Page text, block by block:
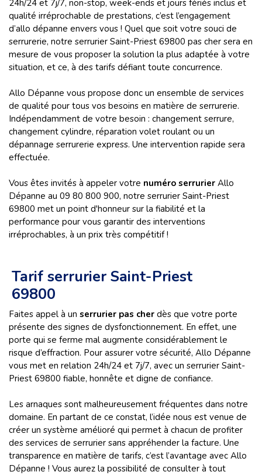
24h/24 et 7j/7, non-stop, week-ends et jours fériés inclus et
qualité irréprochable de prestations, c’est l’engagement
d’allo dépanne envers vous ! Quel que soit votre souci de
serrurerie, notre serrurier Saint-Priest 69800 pas cher sera en
mesure de vous proposer la solution la plus adaptée à votre
situation, et ce, à des tarifs défiant toute concurrence.
Allo Dépanne vous propose donc un ensemble de services
de qualité pour tous vos besoins en matière de serrurerie.
Indépendamment de votre besoin : changement serrure,
changement cylindre, réparation volet roulant ou un
dépannage serrurerie express. Une intervention rapide sera
effectuée.
Vous êtes invités à appeler votre numéro serrurier Allo
Dépanne au 09 80 800 900, notre serrurier Saint-Priest
69800 met un point d'honneur sur la fiabilité et la
performance pour vous garantir des interventions
irréprochables, à un prix très compétitif !
Tarif serrurier Saint-Priest
69800
Faites appel à un serrurier pas cher dès que votre porte
présente des signes de dysfonctionnement. En effet, une
porte qui se ferme mal augmente considérablement le
risque d’effraction. Pour assurer votre sécurité, Allo Dépanne
vous met en relation 24h/24 et 7j/7, avec un serrurier Saint-
Priest 69800 fiable, honnête et digne de confiance.
Les arnaques sont malheureusement fréquentes dans notre
domaine. En partant de ce constat, l’idée nous est venue de
créer un système amélioré qui permet à chacun de profiter
des services de serrurier sans appréhender la facture. Une
transparence en matière de tarifs, c’est l’avantage avec Allo
Dépanne ! Vous aurez la possibilité de consulter à tout